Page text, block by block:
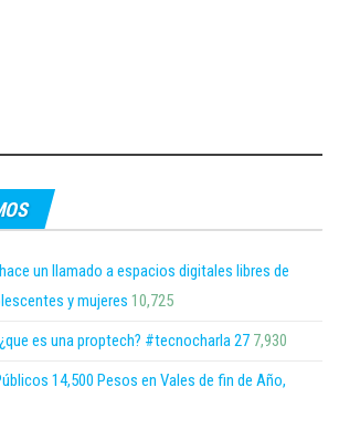
un llamado a espacios digitales libres de
y mujeres 10,725
es una proptech? #tecnocharla 27 7,930
14,500 Pesos en Vales de fin de Año,